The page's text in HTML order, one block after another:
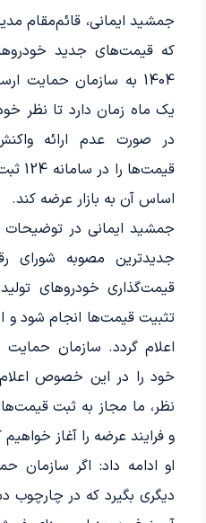
جمشید ایمانی، قائم‌مقام
1404 به سازمان
یک ماه زمان دارد تا نظر
در صورت عدم ارائه
اساس آن به بازار عرضه کند.
جمشید ایمانی در
جدیدترین مصوبه شورای
قیمت‌گذاری خودروهای
تثبیت قیمت‌ها انجام شود و
اعلام گردد. سازمان
خود را در این خصوص
و فرایند عرضه را آغاز خواهیم
او ادامه داد: اگر سازمان
دیگری بگیرد که در چارچوب